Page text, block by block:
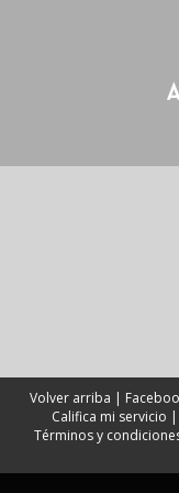
Volver arriba |
Califica mi servicio |
Términos y